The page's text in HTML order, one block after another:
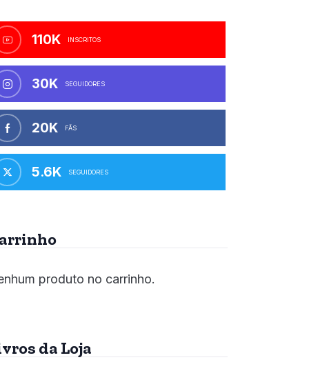
110K INSCRITOS
30K SEGUIDORES
20K FÃS
5.6K SEGUIDORES
produto no carrinho.
da Loja